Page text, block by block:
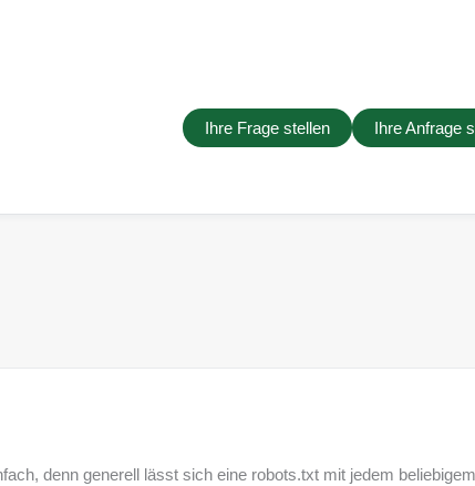
Ihre Frage stellen Ihre Anfrage
denn generell lässt sich eine robots.txt mit jedem